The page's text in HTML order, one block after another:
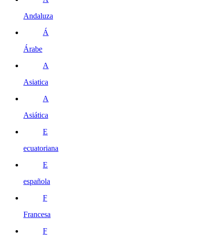
Andaluza
Á
Árabe
A
Asiatica
A
Asiática
E
ecuatoriana
E
española
F
Francesa
F